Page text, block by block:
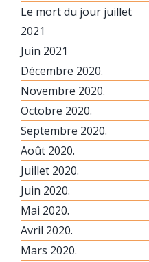
Le mort du jour juillet
2021
Juin 2021
Décembre 2020.
Novembre 2020.
Octobre 2020.
Septembre 2020.
Août 2020.
Juillet 2020.
Juin 2020.
Mai 2020.
Avril 2020.
Mars 2020.